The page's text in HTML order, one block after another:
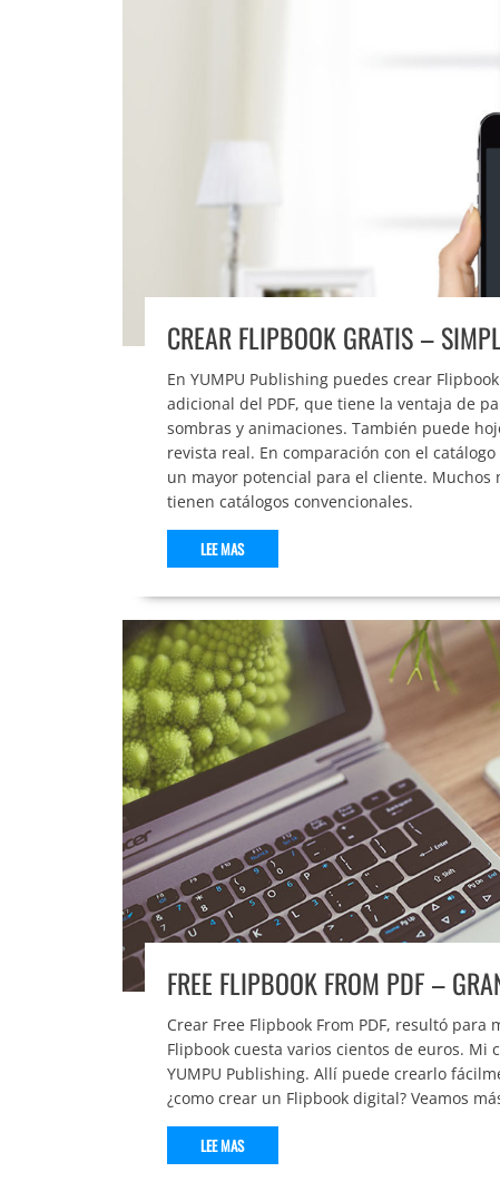
CREAR FLIPBOOK GRATIS –
En YUMPU Publishing puedes crear
adicional del PDF, que tiene la ventaja de
sombras y animaciones. También puede
revista real. En comparación con el
un mayor potencial para el cliente.
tienen catálogos convencionales.
LEE MAS
FREE FLIPBOOK FROM PDF –
Crear Free Flipbook From PDF, resultó
Flipbook cuesta varios cientos de euros. Mi
YUMPU Publishing. Allí puede crearlo
¿como crear un Flipbook digital? Veamos
LEE MAS